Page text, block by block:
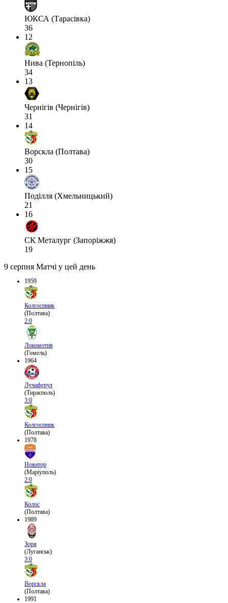
ЮКСА (Тарасівка)
36
12
Нива (Тернопіль)
34
13
Чернігів (Чернігів)
31
14
Ворскла (Полтава)
30
15
Поділля (Хмельницький)
21
16
СК Металург (Запоріжжя)
19
9 серпня Матчі у цей день
1959
Колгоспник
(Полтава)
2:0
Локомотив
(Гомель)
1964
Лучаферул
(Тирасполь)
3:0
Колгоспник
(Полтава)
1978
Новатор
(Маріуполь)
2:0
Колос
(Полтава)
1989
Зоря
(Луганськ)
3:0
Ворскла
(Полтава)
1991